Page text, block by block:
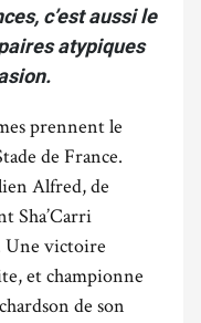
c’est aussi le
atypiques
prennent le
de France.
Alfred, de
Sha’Carri
Une victoire
et championne
de son